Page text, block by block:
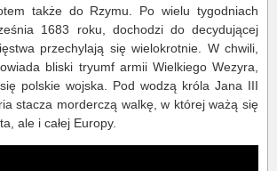
także do Rzymu. Po wielu tygodniach
1683 roku, dochodzi do decydującej
przechylają się wielokrotnie. W chwili,
bliski tryumf armii Wielkiego Wezyra,
polskie wojska. Pod wodzą króla Jana III
stacza morderczą walkę, w której ważą się
ale i całej Europy.